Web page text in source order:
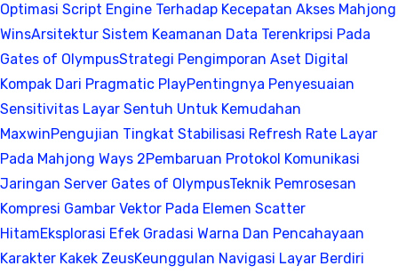
Optimasi Script Engine Terhadap Kecepatan Akses Mahjong
WinsArsitektur Sistem Keamanan Data Terenkripsi Pada
Gates of OlympusStrategi Pengimporan Aset Digital
Kompak Dari Pragmatic PlayPentingnya Penyesuaian
Sensitivitas Layar Sentuh Untuk Kemudahan
MaxwinPengujian Tingkat Stabilisasi Refresh Rate Layar
Pada Mahjong Ways 2Pembaruan Protokol Komunikasi
Jaringan Server Gates of OlympusTeknik Pemrosesan
Kompresi Gambar Vektor Pada Elemen Scatter
HitamEksplorasi Efek Gradasi Warna Dan Pencahayaan
Karakter Kakek ZeusKeunggulan Navigasi Layar Berdiri